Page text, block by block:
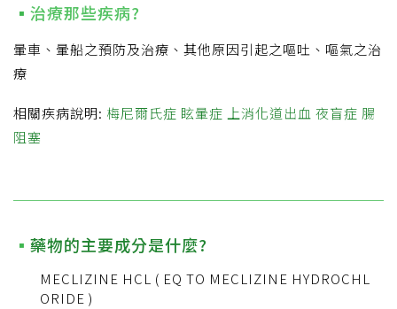
治療那些疾病?
暈車、暈船之預防及治療、其他原因引起之嘔吐、嘔氣之治
療
相關疾病說明: 梅尼爾氏症 眩暈症 上消化道出血 夜盲症 腸
阻塞
藥物的主要成分是什麼?
MECLIZINE HCL ( EQ TO MECLIZINE HYDROCHL
ORIDE )